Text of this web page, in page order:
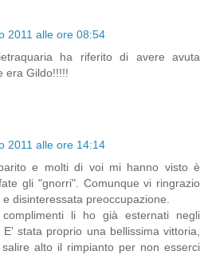
2011 alle ore 08:54
ha riferito di avere avuta
era Gildo!!!!!
2011 alle ore 14:14
e molti di voi mi hanno visto è
gli "gnorri". Comunque vi ringrazio
disinteressata preoccupazione.
li ho già esternati negli
stata proprio una bellissima vittoria,
alto il rimpianto per non esserci